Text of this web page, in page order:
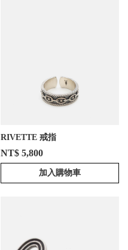
RIVETTE 戒指
NT$ 5,800
加入購物車